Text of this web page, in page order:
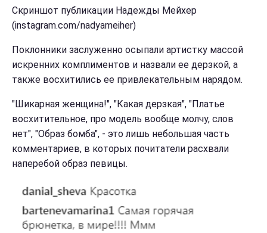
Скриншот публикации Надежды Мейхер
(instagram.com/nadyameiher)
Поклонники заслуженно осыпали артистку массой
искренних комплиментов и назвали ее дерзкой, а
также восхитились ее привлекательным нарядом.
"Шикарная женщина!", "Какая дерзкая", "Платье
восхитительное, про модель вообще молчу, слов
нет", "Образ бомба", - это лишь небольшая часть
комментариев, в которых почитатели расхвали
наперебой образ певицы.